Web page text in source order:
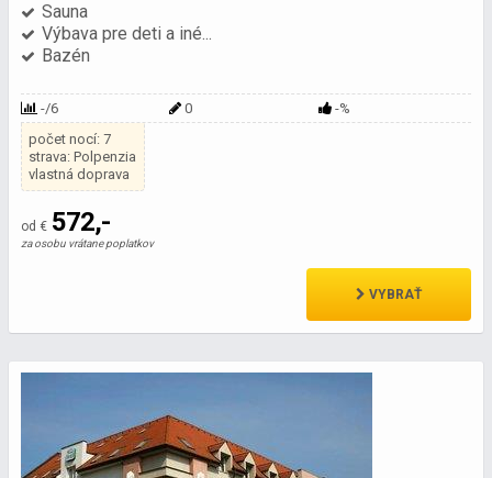
Sauna
Výbava pre deti a iné...
Bazén
-/6 0
-%
počet nocí: 7
strava: Polpenzia
vlastná doprava
od € 572,-
za osobu vrátane poplatkov
VYBRAŤ